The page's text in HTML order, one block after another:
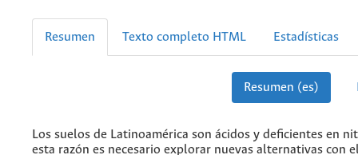
Resumen Texto completo HTML Estadísticas
Resumen (es)
Los suelos de Latinoamérica son ácidos y deficientes en
esta razón es necesario explorar nuevas alternativas con